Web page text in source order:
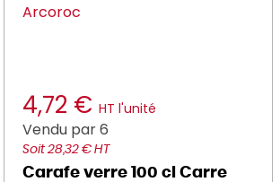
4,72 € HT l'unité
Vendu par 6
Soit 28,32 € HT
Carafe verre 100 cl Carre